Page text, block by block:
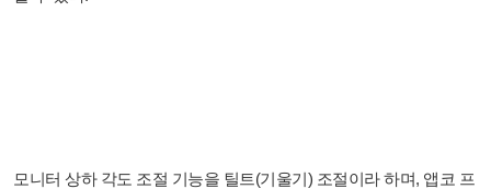
모니터 상하 각도 조절 기능을 틸트(기울기) 조절이라 하며, 앱코 프